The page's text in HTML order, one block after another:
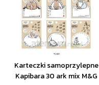
Karteczki samoprzylepne
Kapibara 30 ark mix M&G